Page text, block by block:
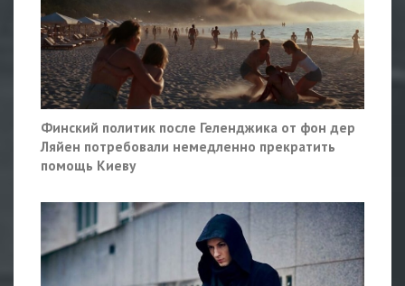
Финский политик после Геленджика от фон дер
Ляйен потребовали немедленно прекратить
помощь Киеву